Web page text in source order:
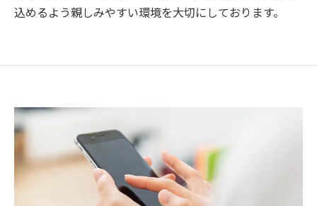
込めるよう親しみやすい環境を大切にしております。